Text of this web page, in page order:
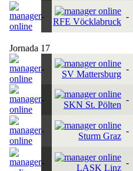
-
RFE Vöcklabruck
-
Jornada 17
-
SV Mattersburg
-
-
SKN St. Pölten
-
-
Sturm Graz
-
-
LASK Linz
-